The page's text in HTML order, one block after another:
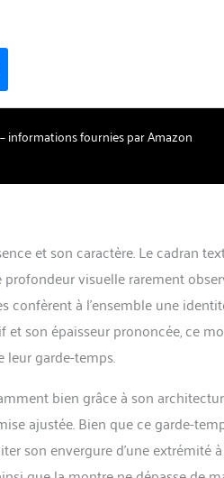
1000 mètres, libère mieux
pour vous laver les mains.
sous-marins tels que le fitness, la
: ne pas toucher l'eau chaude, ne
de saphir】 Le cadran est combiné à
aux rayures et à l'usure. L'intérieur
suisse qui est clair et facile à lire. 【
luminosité BGW9 ne nécessite que
lumière plus claire et absorbe plus
】Si vous avez des problèmes
contacter, vous recevrez notre
informations fournies par Amazon
et son caractère. Le cadran
visuelle rarement
à l’ensemble une
son épaisseur prononcée, ce
garde-temps.
bien grâce à son
ajustée. Bien que ce garde-
son envergure d’une extrémité